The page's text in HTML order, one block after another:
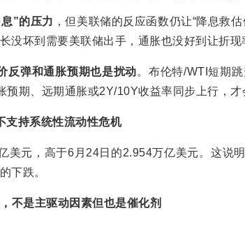
”的压力 ，但美联储的反应函数仍让“降息救
坏到需要美联储出手，通胀也没好到让折现
反弹和通胀预期也是扰动。布伦特/WTI短期
期、远期通胀或2Y/10Y收益率同步上行，才
支持系统性流动性危机
美元，高于6月24日的2.954万亿美元。这说
下跌。
不是主驱动因素但也是催化剂